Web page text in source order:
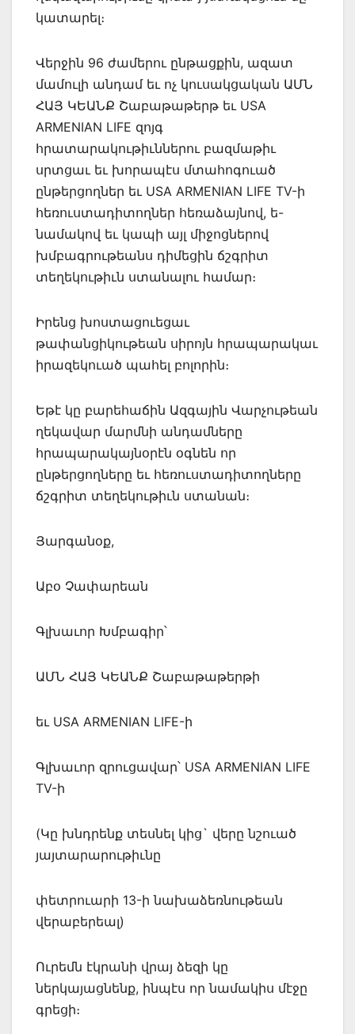
կատարել։
Վերջին 96 ժամերու ընթացքին, ազատ
մամուլի անդամ եւ ոչ կուսակցական ԱՄՆ
ՀԱՅ ԿԵԱՆՔ Շաբաթաթերթ եւ USA
ARMENIAN LIFE զոյգ
հրատարակութիւններու բազմաթիւ
սրտցաւ եւ խորապէս մտահոգուած
ընթերցողներ եւ USA ARMENIAN LIFE TV-ի
հեռուստադիտողներ հեռաձայնով, ե-
նամակով եւ կապի այլ միջոցներով
խմբագրութեանս դիմեցին ճշգրիտ
տեղեկութիւն ստանալու համար։
Իրենց խոստացուեցաւ
թափանցիկութեան սիրոյն հրապարակաւ
իրազեկուած պահել բոլորին։
Եթէ կը բարեհաճին Ազգային Վարչութեան
ղեկավար մարմնի անդամները
հրապարակայնօրէն օգնեն որ
ընթերցողները եւ հեռուստադիտողները
ճշգրիտ տեղեկութիւն ստանան։
Յարգանօք,
Աբօ Չափարեան
Գլխաւոր Խմբագիր՝
ԱՄՆ ՀԱՅ ԿԵԱՆՔ Շաբաթաթերթի
եւ USA ARMENIAN LIFE-ի
Գլխաւոր զրուցավար՝ USA ARMENIAN LIFE
TV-ի
(Կը խնդրենք տեսնել կից` վերը նշուած
յայտարարութիւնը
փետրուարի 13-ի նախաձեռնութեան
վերաբերեալ)
Ուրեմն էկրանի վրայ ձեզի կը
ներկայացնենք, ինպէս որ նամակիս մէջը
գրեցի։